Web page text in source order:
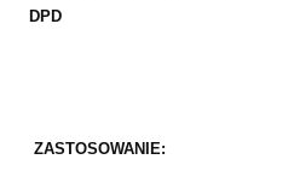
DPD
ZASTOSOWANIE: